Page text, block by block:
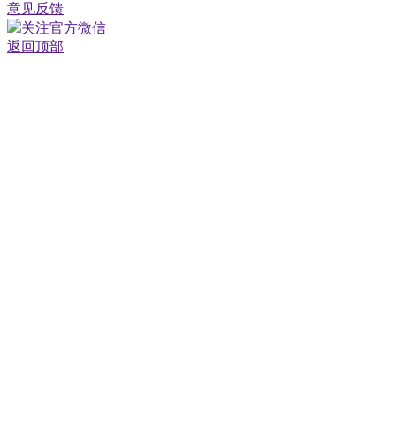
意见反馈
关注官方微信
返回顶部